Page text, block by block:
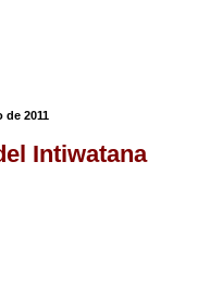
de 2011
Intiwatana